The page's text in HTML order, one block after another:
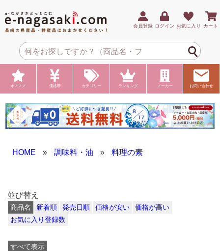
会員登録 ログイン お気に入り カート
オススメ 価格帯 カテゴリー ランキング メーカー お問い合わせ
HOME » 調味料・油 » 料理の素
並び替え
商品名 新着順 発売日順 価格が安い
価格が高い
お気に入り登録数
すべて表示